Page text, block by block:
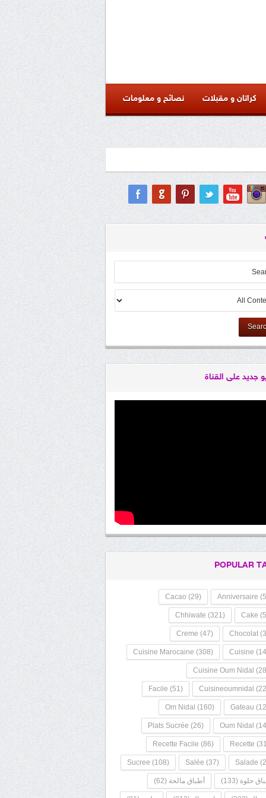
كراتان و مقبلات نصائح و معلومات
جديد على القناة
POPULAR
Anniversaire
Cacao (29)
Cake
Chhiwate (321)
Chocolat
Creme (47)
Cuisine
Cuisine Marocaine (308)
Cuisine Oum Nidal
Cuisineoumnidal
Facile (51)
Gateau
Om Nidal (160)
Oum Nidal
Plats Sucrée (26)
Recette
Recette Facile (86)
Salade
Salée (37)
Sucree (108)
حلوة (133) أطباق مالحة (62)